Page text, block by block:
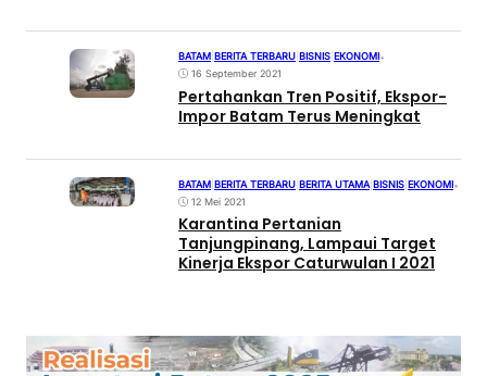
BATAM BERITA TERBARU BISNIS EKONOMI•
16 September 2021
Pertahankan Tren Positif, Ekspor-
Impor Batam Terus Meningkat
BATAM BERITA TERBARU BERITA UTAMA BISNIS EKONOMI•
12 Mei 2021
Karantina Pertanian
Tanjungpinang, Lampaui Target
Kinerja Ekspor Caturwulan I 2021